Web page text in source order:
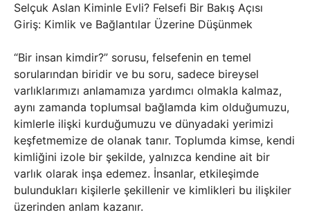
Selçuk Aslan Kiminle Evli? Felsefi Bir Bakış Açısı
Giriş: Kimlik ve Bağlantılar Üzerine Düşünmek
“Bir insan kimdir?” sorusu, felsefenin en temel
sorularından biridir ve bu soru, sadece bireysel
varlıklarımızı anlamamıza yardımcı olmakla kalmaz,
aynı zamanda toplumsal bağlamda kim olduğumuzu,
kimlerle ilişki kurduğumuzu ve dünyadaki yerimizi
keşfetmemize de olanak tanır. Toplumda kimse, kendi
kimliğini izole bir şekilde, yalnızca kendine ait bir
varlık olarak inşa edemez. İnsanlar, etkileşimde
bulundukları kişilerle şekillenir ve kimlikleri bu ilişkiler
üzerinden anlam kazanır.